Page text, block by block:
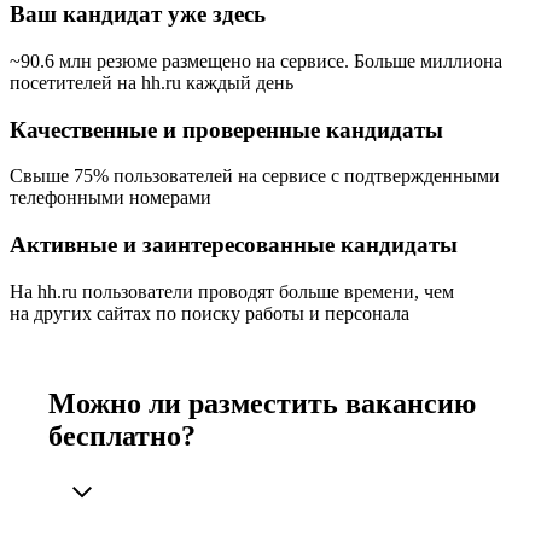
Ваш кандидат уже здесь
~90.6 млн резюме размещено на сервисе. Больше миллиона
посетителей на hh.ru каждый день
Качественные и проверенные кандидаты
Свыше 75% пользователей на сервисе с подтвержденными
телефонными номерами
Активные и заинтересованные кандидаты
На hh.ru пользователи проводят больше времени, чем
на других сайтах по поиску работы и персонала
Можно ли разместить вакансию
бесплатно?